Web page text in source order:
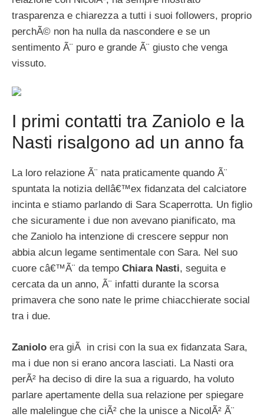
trasparenza e chiarezza a tutti i suoi followers, proprio
perchÃ© non ha nulla da nascondere e se un
sentimento Ã¨ puro e grande Ã¨ giusto che venga
vissuto.
I primi contatti tra Zaniolo e la
Nasti risalgono ad un anno fa
La loro relazione Ã¨ nata praticamente quando Ã¨
spuntata la notizia dellâ€™ex fidanzata del calciatore
incinta e stiamo parlando di Sara Scaperrotta. Un figlio
che sicuramente i due non avevano pianificato, ma
che Zaniolo ha intenzione di crescere seppur non
abbia alcun legame sentimentale con Sara. Nel suo
cuore câ€™Ã¨ da tempo Chiara Nasti, seguita e
cercata da un anno, Ã¨ infatti durante la scorsa
primavera che sono nate le prime chiacchierate social
tra i due.
Zaniolo era giÃ in crisi con la sua ex fidanzata Sara,
ma i due non si erano ancora lasciati. La Nasti ora
perÃ² ha deciso di dire la sua a riguardo, ha voluto
parlare apertamente della sua relazione per spiegare
alle malelingue che ciÃ² che la unisce a NicolÃ² Ã¨